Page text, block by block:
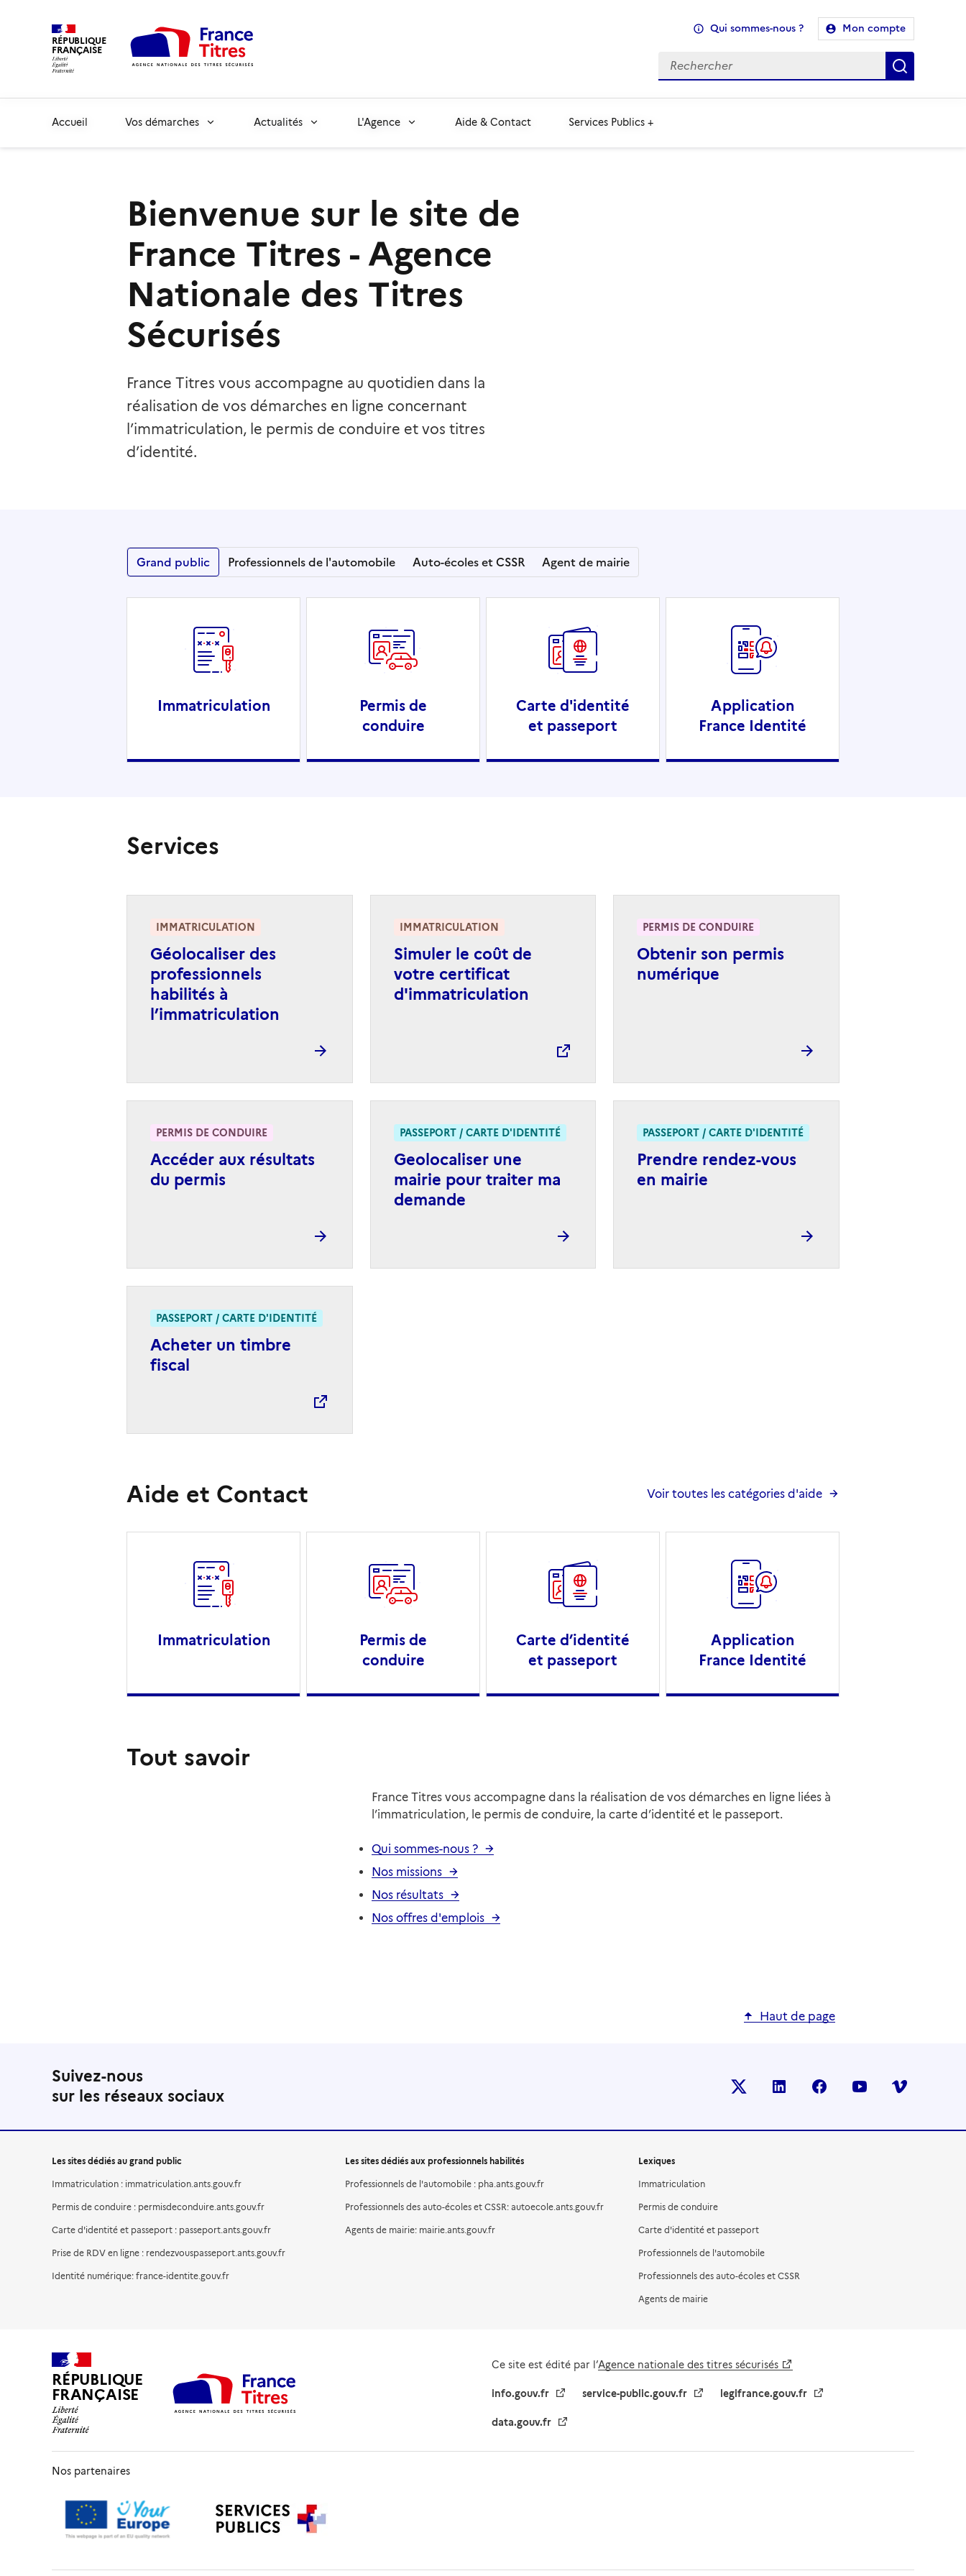
RÉPUBLIQUE
FRANÇAISE
Qui sommes-nous ? Mon compte
Recherche
Accueil Vos démarches Actualités L'Agence Aide & Contact Services Publics +
Bienvenue sur le site de
France Titres - Agence
Nationale des Titres
Sécurisés
France Titres vous accompagne au quotidien dans la
réalisation de vos démarches en ligne concernant
l’immatriculation, le permis de conduire et vos titres
d’identité.
Grand public Professionnels de l'automobile Auto-écoles et CSSR Agent de mairie
Immatriculation
Permis de
conduire
Carte d'identité
et passeport
Application
France Identité
Services
Géolocaliser des
professionnels
habilités à
l’immatriculation
IMMATRICULATION
Simuler le coût de
votre certificat
d'immatriculation
IMMATRICULATION
Obtenir son permis
numérique
PERMIS DE CONDUIRE
Accéder aux résultats
du permis
PERMIS DE CONDUIRE
Geolocaliser une
mairie pour traiter ma
demande
PASSEPORT / CARTE D'IDENTITÉ
Prendre rendez-vous
en mairie
PASSEPORT / CARTE D'IDENTITÉ
Acheter un timbre
fiscal
PASSEPORT / CARTE D'IDENTITÉ
Aide et Contact Voir toutes les catégories d'aide
Immatriculation
Permis de
conduire
Carte d’identité
et passeport
Application
France Identité
Tout savoir
France Titres vous accompagne dans la réalisation de vos démarches en ligne liées à
l’immatriculation, le permis de conduire, la carte d’identité et le passeport.
Qui sommes-nous ?
Nos missions
Nos résultats
Nos offres d'emplois
Haut de page
Suivez-nous
sur les réseaux sociaux
X (anciennement TWITTER)
LINKEDINFACEBOOKYOUTUBEVIMEO
Les sites dédiés au grand public
Immatriculation : immatriculation.ants.gouv.fr
Permis de conduire : permisdeconduire.ants.gouv.fr
Carte d'identité et passeport : passeport.ants.gouv.fr
Prise de RDV en ligne : rendezvouspasseport.ants.gouv.fr
Identité numérique: france-identite.gouv.fr
Les sites dédiés aux professionnels habilités
Professionnels de l'automobile : pha.ants.gouv.fr
Professionnels des auto-écoles et CSSR: autoecole.ants.gouv.fr
Agents de mairie: mairie.ants.gouv.fr
Lexiques
Immatriculation
Permis de conduire
Carte d'identité et passeport
Professionnels de l'automobile
Professionnels des auto-écoles et CSSR
Agents de mairie
RÉPUBLIQUE
FRANÇAISE
Ce site est édité par l’Agence nationale des titres sécurisés
info.gouv.fr service-public.gouv.fr legifrance.gouv.fr
data.gouv.fr
Nos partenaires